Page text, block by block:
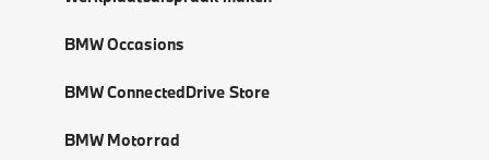
BMW Occasions
BMW ConnectedDrive Store
BMW Motorrad